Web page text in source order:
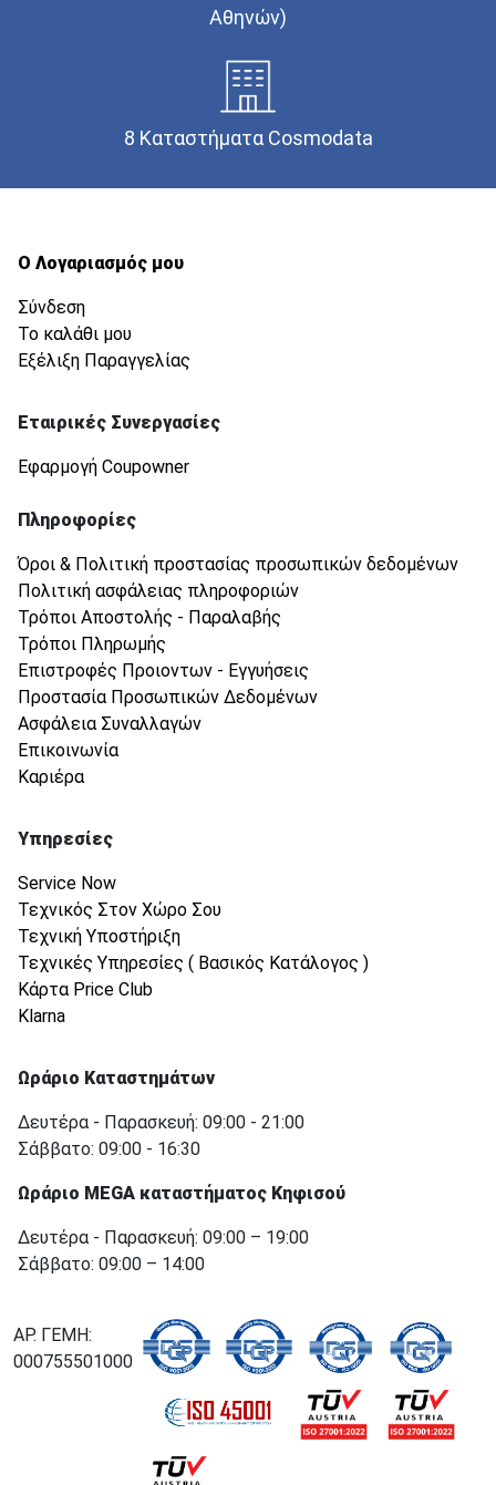
Αθηνών)
8 Καταστήματα Cosmodata
Ο Λογαριασμός μου
Σύνδεση
Το καλάθι μου
Εξέλιξη Παραγγελίας
Εταιρικές Συνεργασίες
Εφαρμογή Coupowner
Πληροφορίες
Όροι & Πολιτική προστασίας προσωπικών δεδομένων
Πολιτική ασφάλειας πληροφοριών
Τρόποι Αποστολής - Παραλαβής
Τρόποι Πληρωμής
Επιστροφές Προιοντων - Εγγυήσεις
Προστασία Προσωπικών Δεδομένων
Ασφάλεια Συναλλαγών
Επικοινωνία
Καριέρα
Υπηρεσίες
Service Now
Τεχνικός Στον Χώρο Σου
Τεχνική Υποστήριξη
Τεχνικές Υπηρεσίες ( Βασικός Κατάλογος )
Κάρτα Price Club
Klarna
Ωράριο Καταστημάτων
Δευτέρα - Παρασκευή: 09:00 - 21:00
Σάββατο: 09:00 - 16:30
Ωράριο MEGA καταστήματος Κηφισού
Δευτέρα - Παρασκευή: 09:00 – 19:00
Σάββατο: 09:00 – 14:00
ΑΡ. ΓΕΜΗ:
000755501000